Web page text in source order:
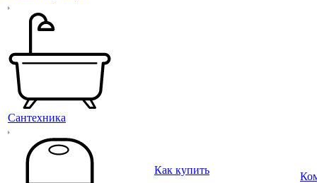
Сантехника
Как купить